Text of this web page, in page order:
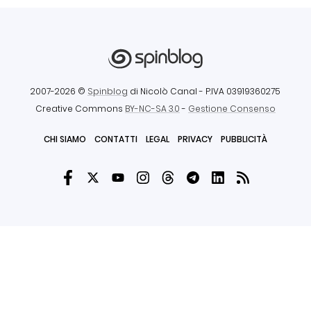
2007-2026 © Spinblog di Nicolò Canal - P.IVA 03919360275
Creative Commons BY-NC-SA 3.0- Gestione Consenso
CHI SIAMO CONTATTI LEGAL PRIVACY PUBBLICITÀ